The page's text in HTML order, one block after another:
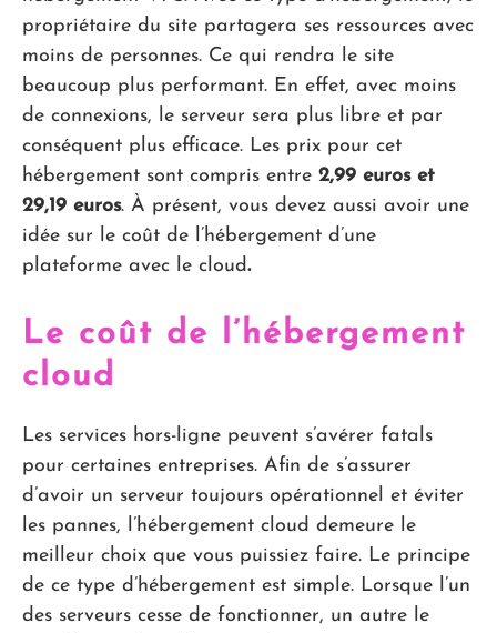
propriétaire du site partagera ses ressources avec
moins de personnes. Ce qui rendra le site
beaucoup plus performant. En effet, avec moins
de connexions, le serveur sera plus libre et par
conséquent plus efficace. Les prix pour cet
hébergement sont compris entre 2,99 euros et
29,19 euros. À présent, vous devez aussi avoir une
idée sur le coût de l’hébergement d’une
plateforme avec le cloud.
Le coût de l’hébergement
cloud
Les services hors-ligne peuvent s’avérer fatals
pour certaines entreprises. Afin de s’assurer
d’avoir un serveur toujours opérationnel et éviter
les pannes, l’hébergement cloud demeure le
meilleur choix que vous puissiez faire. Le principe
de ce type d’hébergement est simple. Lorsque l’un
des serveurs cesse de fonctionner, un autre le